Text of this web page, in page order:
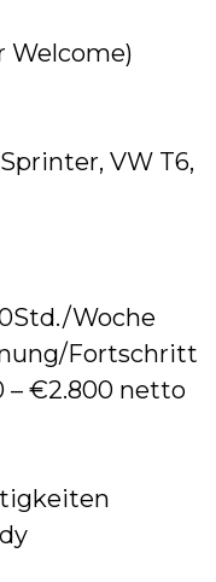
Welcome)
VW T6,
Woche
Fortschritt
– €2.800 netto